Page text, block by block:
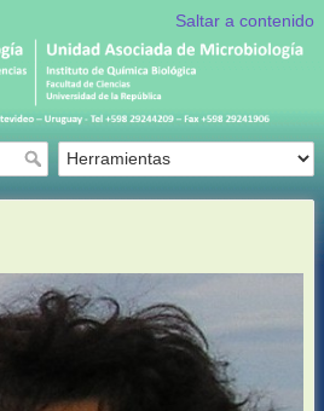
Saltar a contenido